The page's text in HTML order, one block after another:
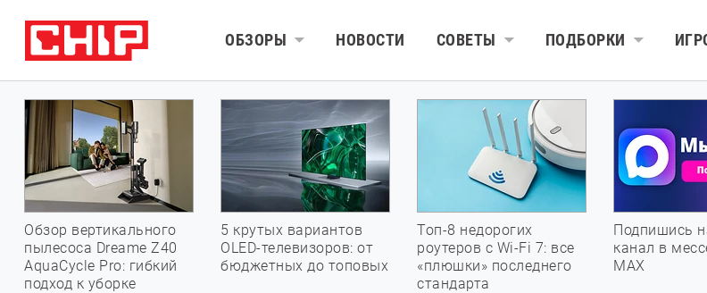
ОБЗОРЫ НОВОСТИ СОВЕТЫ ПОДБОРКИ
Обзор вертикального
пылесоса Dreame Z40
AquaCycle Pro: гибкий
подход к уборке
5 крутых вариантов
OLED-телевизоров: от
бюджетных до топовых
Топ-8 недорогих
роутеров с Wi-Fi 7: все
«плюшки» последнего
стандарта
Подпишись
канал в
МАХ